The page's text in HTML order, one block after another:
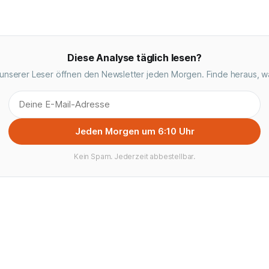
Diese Analyse täglich lesen?
Leser öffnen den Newsletter jeden Morgen. Finde heraus,
Jeden Morgen um 6:10 Uhr
Kein Spam. Jederzeit abbestellbar.